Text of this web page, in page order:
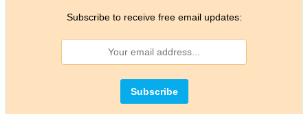
Subscribe to receive free email updates: